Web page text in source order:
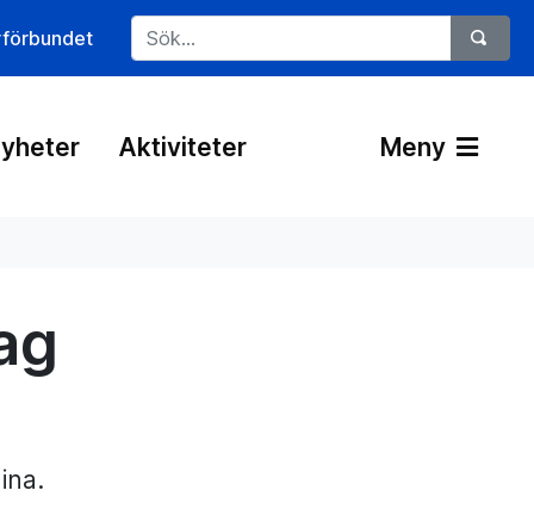
Aktiviteter Meny